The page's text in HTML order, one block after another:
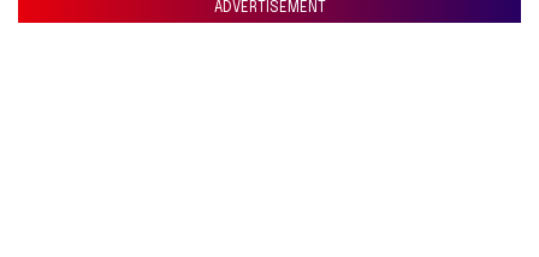
ADVERTISEMENT